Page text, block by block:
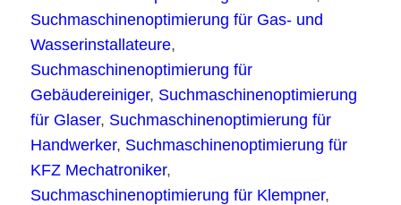
Suchmaschinenoptimierung für Gas- und
Wasserinstallateure,
Suchmaschinenoptimierung für
Gebäudereiniger, Suchmaschinenoptimierung
für Glaser, Suchmaschinenoptimierung für
Handwerker, Suchmaschinenoptimierung für
KFZ Mechatroniker,
Suchmaschinenoptimierung für Klempner,